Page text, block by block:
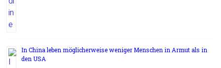
In China leben möglicherweise weniger Menschen in Armut als in
den USA